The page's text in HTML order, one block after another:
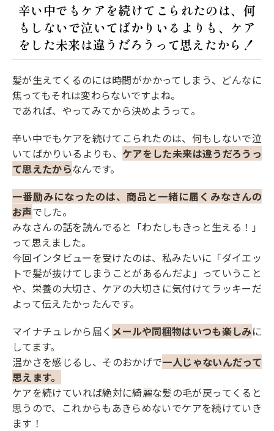
辛い中でもケアを続けてこられたのは、何
もしないで泣いてばかりいるよりも、ケア
をした未来は違うだろうって思えたから！
髪が生えてくるのには時間がかかってしまう、どんなに
焦ってもそれは変わらないですよね。
であれば、やってみてから決めようって。
辛い中でもケアを続けてこられたのは、何もしないで泣
いてばかりいるよりも、 ケアをした未来は違うだろうっ
て思えたからなんです。
一番励みになったのは、商品と一緒に届くみなさんの
お声でした。
みなさんの話を読んでると「わたしもきっと生える！」
って思えました。
今回インタビューを受けたのは、私みたいに「ダイエッ
トで髪が抜けてしまうことがあるんだよ」っていうこと
や、栄養の大切さ、ケアの大切さに気付けてラッキーだ
よって伝えたかったんです。
マイナチュレから届く メールや同梱物はいつも楽しみに
してます。
温かさを感じるし、そのおかげで一人じゃないんだって
思えます。
ケアを続けていれば絶対に綺麗な髪の毛が戻ってくると
思うので、これからもあきらめないでケアを続けていき
ます！